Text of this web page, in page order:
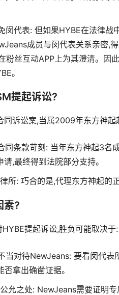
闵代表: 但如果HYBE在法律战
成员与闵代表关系亲密,
粉丝互动APP上为其澄清。因
。
提起诉讼?️
诉讼案,当属2009年东方神起
同条款苛刻: 当年东方神起3名
,最终得到法院部分支持。
所: 巧合的是,代理东方神起的
素?
提起诉讼,胜负可能取决于:
当对待NewJeans: 要看闵代表
拿出确凿证据。
允之处: NewJeans需要证明